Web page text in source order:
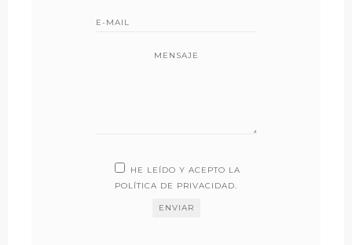
MENSAJE
HE LEÍDO Y ACEPTO LA
POLÍTICA DE PRIVACIDAD.